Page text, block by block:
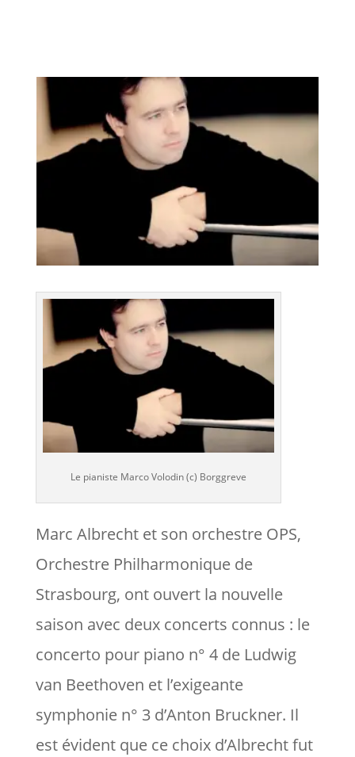
Le pianiste Marco Volodin (c) Borggreve
Marc Albrecht et son orchestre OPS,
Orchestre Philharmonique de
Strasbourg, ont ouvert la nouvelle
saison avec deux concerts connus : le
concerto pour piano n° 4 de Ludwig
van Beethoven et l’exigeante
symphonie n° 3 d’Anton Bruckner. Il
est évident que ce choix d’Albrecht fut